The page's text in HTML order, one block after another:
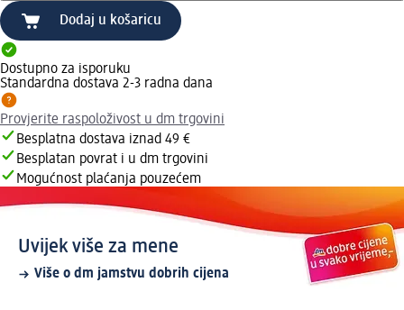
Dodaj u košaricu
Dostupno za isporuku
Standardna dostava 2-3 radna dana
Provjerite raspoloživost u dm trgovini
Besplatna dostava iznad 49 €
Besplatan povrat i u dm trgovini
Mogućnost plaćanja pouzećem
Uvijek više za mene
Više o dm jamstvu dobrih cijena